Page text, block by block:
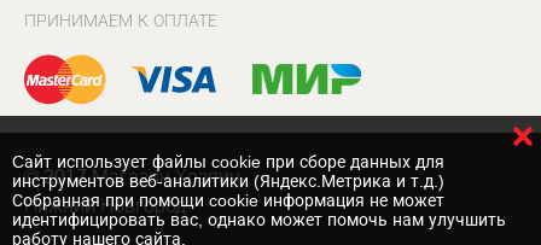
ПРИНИМАЕМ К ОПЛАТЕ
© 2017 Магазин Хозяин
Нижний Новгород
Cайт использует файлы cookie при сборе данных для
инструментов веб-аналитики (Яндекс.Метрика и т.д.)
Собранная при помощи cookie информация не может
идентифицировать вас, однако может помочь нам улучшить
работу нашего сайта.